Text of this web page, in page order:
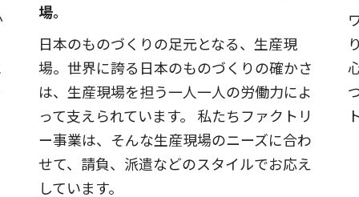
場。
日本のものづくりの足元となる、生産現
場。世界に誇る日本のものづくりの確かさ
は、生産現場を担う一人一人の労働力によ
って支えられています。 私たちファクトリ
ー事業は、そんな生産現場のニーズに合わ
せて、請負、派遣などのスタイルでお応え
しています。